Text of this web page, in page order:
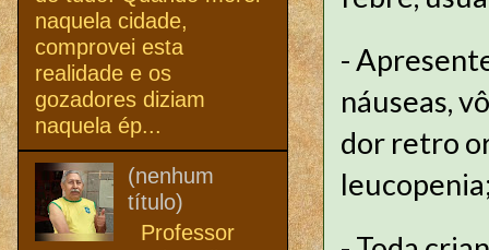
-
náuseas,
dor retro
naquela cidade,
comprovei esta
realidade e os
gozadores diziam
naquela ép...
(nenhum
título)
Professor